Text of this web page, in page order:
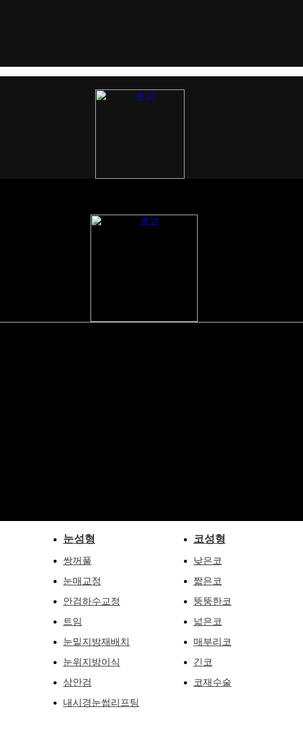
눈성형
쌍꺼풀
눈매교정
안검하수교정
트임
눈밑지방재배치
눈위지방이식
상안검
내시경눈썹리프팅
코성형
낮은코
짧은코
뚱뚱한코
넓은코
매부리코
긴코
코재수술